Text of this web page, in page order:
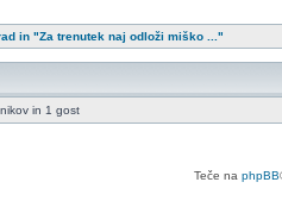
in "Za trenutek naj odloži miško ..."
in 1 gost
Teče na phpBB